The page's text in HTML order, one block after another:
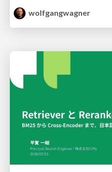
wolfgangwagner